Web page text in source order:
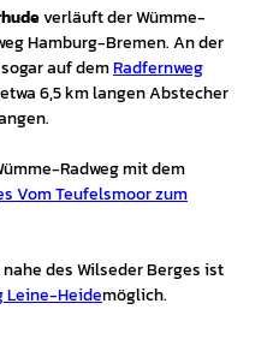
verläuft der Wümme-
Hamburg-Bremen. An der
auf demRadfernweg
6,5 km langen Abstecher
Radweg mit dem
Vom Teufelsmoor zum
nahe des Wilseder Berges ist
Leine-Heidemöglich.